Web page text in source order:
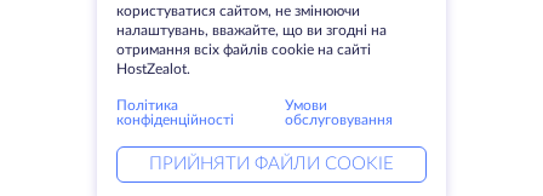
користуватися сайтом, не змінюючи
налаштувань, вважайте, що ви згодні на
отримання всіх файлів cookie на сайті
HostZealot.
Політика
конфіденційності
Умови
обслуговування
ПРИЙНЯТИ ФАЙЛИ COOKIE